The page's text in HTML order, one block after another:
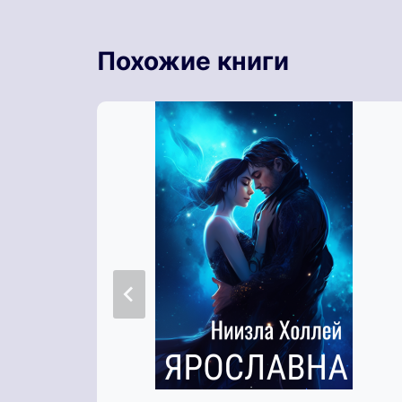
Похожие книги